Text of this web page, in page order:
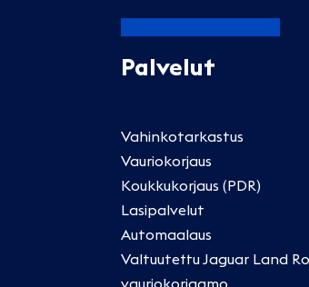
Palvelut
Vahinkotarkastus
Vauriokorjaus
Koukkukorjaus (PDR)
Lasipalvelut
Automaalaus
Valtuutettu Jaguar Land
vauriokorjaamo